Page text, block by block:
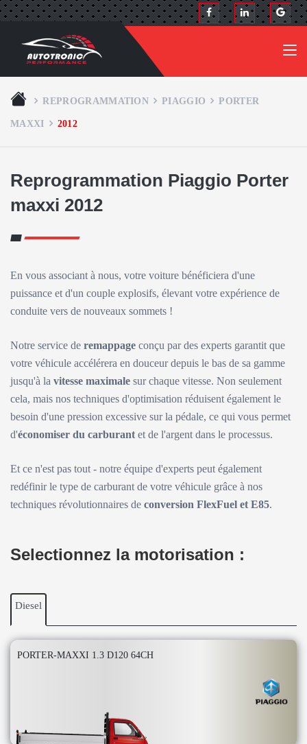
REPROGRAMMATION PIAGGIO PORTER
MAXXI 2012
Reprogrammation Piaggio Porter
maxxi 2012
En vous associant à nous, votre voiture bénéficiera d'une
puissance et d'un couple explosifs, élevant votre expérience de
conduite vers de nouveaux sommets !
Notre service de remappage conçu par des experts garantit que
votre véhicule accélérera en douceur depuis le bas de sa gamme
jusqu'à la vitesse maximale sur chaque vitesse. Non seulement
cela, mais nos techniques d'optimisation réduisent également le
besoin d'une pression excessive sur la pédale, ce qui vous permet
d'économiser du carburant et de l'argent dans le processus.
Et ce n'est pas tout - notre équipe d'experts peut également
redéfinir le type de carburant de votre véhicule grâce à nos
techniques révolutionnaires de conversion FlexFuel et E85.
Selectionnez la motorisation :
Diesel
PORTER-MAXXI 1.3 D120 64CH